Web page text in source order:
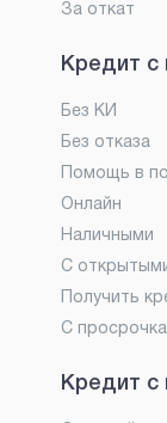
За откат
Кредит с
Без КИ
Без отказа
Помощь в
Онлайн
Наличными
С
Получить
С
Кредит с